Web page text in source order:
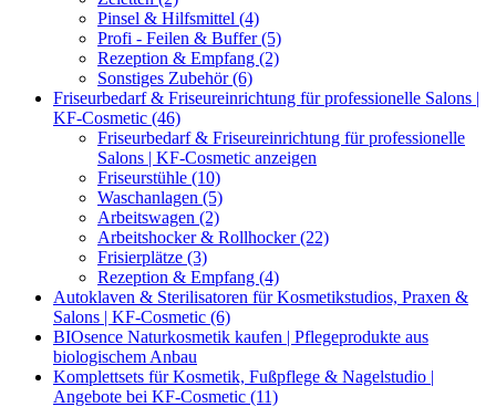
Pinsel & Hilfsmittel (4)
Profi - Feilen & Buffer (5)
Rezeption & Empfang (2)
Sonstiges Zubehör (6)
Friseurbedarf & Friseureinrichtung für professionelle Salons |
KF-Cosmetic (46)
Friseurbedarf & Friseureinrichtung für professionelle
Salons | KF-Cosmetic anzeigen
Friseurstühle (10)
Waschanlagen (5)
Arbeitswagen (2)
Arbeitshocker & Rollhocker (22)
Frisierplätze (3)
Rezeption & Empfang (4)
Autoklaven & Sterilisatoren für Kosmetikstudios, Praxen &
Salons | KF-Cosmetic (6)
BIOsence Naturkosmetik kaufen | Pflegeprodukte aus
biologischem Anbau
Komplettsets für Kosmetik, Fußpflege & Nagelstudio |
Angebote bei KF-Cosmetic (11)